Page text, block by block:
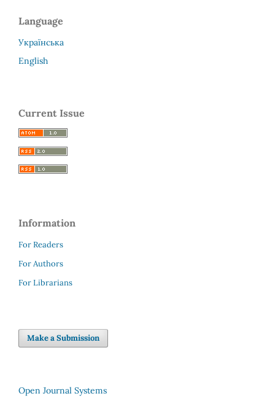
Language
Українська
English
Current Issue
Information
For Readers
For Authors
For Librarians
Make a Submission
Open Journal Systems